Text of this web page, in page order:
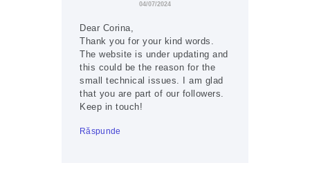
04/07/2024
Dear Corina,
Thank you for your kind words.
The website is under updating and
this could be the reason for the
small technical issues. I am glad
that you are part of our followers.
Keep in touch!
Răspunde